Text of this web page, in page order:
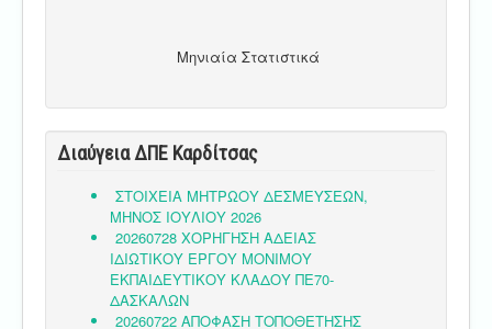
Μηνιαία Στατιστικά
Διαύγεια ΔΠΕ Καρδίτσας